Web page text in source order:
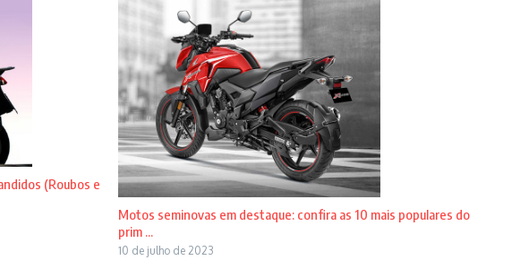
(Roubos e
Motos seminovas em destaque: confira as 10 mais populares do
prim ...
10 de julho de 2023